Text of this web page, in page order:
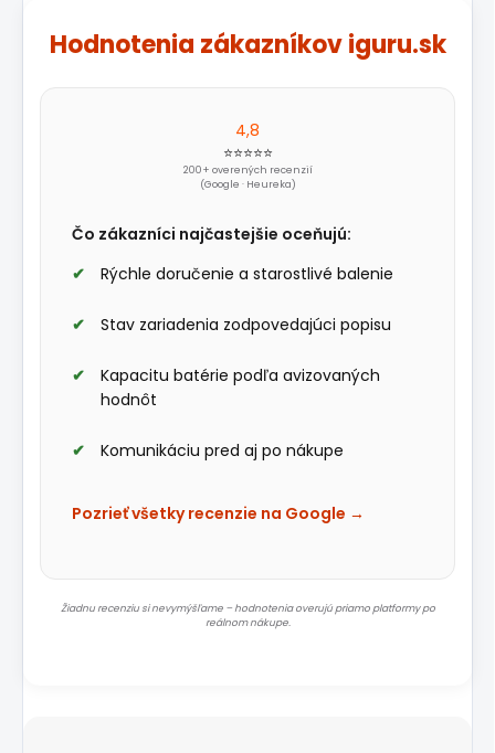
Hodnotenia zákazníkov iguru.sk
4,8
⭐⭐⭐⭐⭐
200+ overených recenzií
(Google · Heureka)
Čo zákazníci najčastejšie oceňujú:
Rýchle doručenie a starostlivé balenie
Stav zariadenia zodpovedajúci popisu
Kapacitu batérie podľa avizovaných
hodnôt
Komunikáciu pred aj po nákupe
Pozrieť všetky recenzie na Google →
Žiadnu recenziu si nevymýšľame – hodnotenia overujú priamo platformy po
reálnom nákupe.